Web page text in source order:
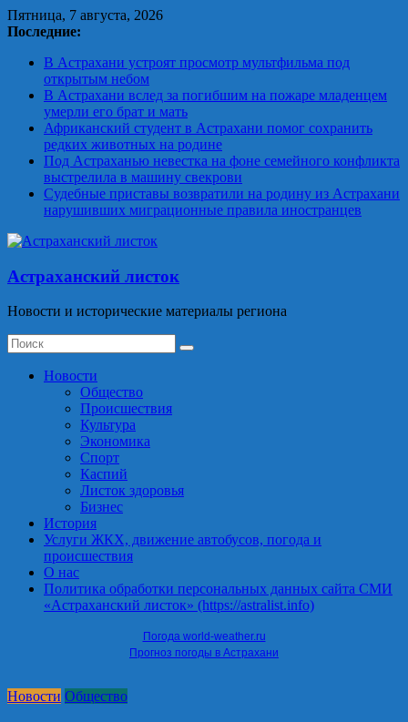
Skip
to
Пятница, 7 августа, 2026
Последние:
В Астрахани устроят просмотр мультфильма под
открытым небом
В Астрахани вслед за погибшим на пожаре младенцем
умерли его брат и мать
Африканский студент в Астрахани помог сохранить
редких животных на родине
Под Астраханью невестка на фоне семейного конфликта
выстрелила в машину свекрови
Судебные приставы возвратили на родину из Астрахани
нарушивших миграционные правила иностранцев
Астраханский листок
Новости и исторические материалы региона
Новости
Общество
Происшествия
Культура
Экономика
Спорт
Каспий
Листок здоровья
Бизнес
История
Услуги ЖКХ, движение автобусов, погода и
происшествия
О нас
Политика обработки персональных данных сайта СМИ
«Астраханский листок» (https://astralist.info)
Погода world-weather.ru
Прогноз погоды в Астрахани
Новости Общество